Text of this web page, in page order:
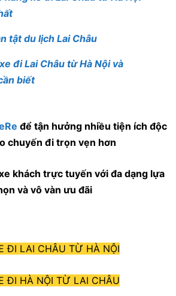
tật du lịch Lai Châu
đi Lai Châu từ Hà Nội và
biết
để tận hưởng nhiều tiện ích độc
chuyến đi trọn vẹn hơn
khách trực tuyến với đa dạng lựa
và vô vàn ưu đãi
ĐI LAI CHÂU TỪ HÀ NỘI
ĐI HÀ NỘI TỪ LAI CHÂU